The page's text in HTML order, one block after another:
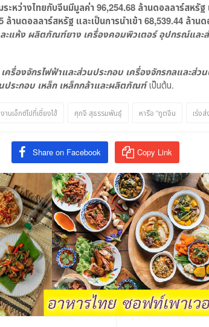
ระหว่างไทยกับจีนมีมูลค่า 96,254.68 ล้านดอลลาร์สหรั
านดอลลาร์สหรัฐ และเป็นการนำเข้า 68,539.44 ล้าน
ะแห้ง ผลิตภัณฑ์ยาง เครื่องคอมพิวเตอร์ อุปกรณ์แล
เครื่องจักรไฟฟ้าและส่วนประกอบ เครื่องจักรกลและส่
ระกอบ เหล็ก เหล็กกล้าและผลิตภัณฑ์เป็นต้น.
านเอ็กซ์โปที่เซี่ยงไฮ้ ศุภจี สุธรรมพันธุ์ หารือ “ทูตจีน เร่ง
Share on Facebook Copy Link